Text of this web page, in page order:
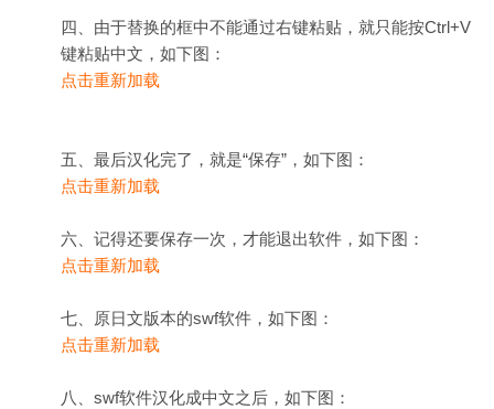
四、由于替换的框中不能通过右键粘贴，就只能按Ctrl+V
键粘贴中文，如下图：
点击重新加载
五、最后汉化完了，就是“保存”，如下图：
点击重新加载
六、记得还要保存一次，才能退出软件，如下图：
点击重新加载
七、原日文版本的swf软件，如下图：
点击重新加载
八、swf软件汉化成中文之后，如下图：